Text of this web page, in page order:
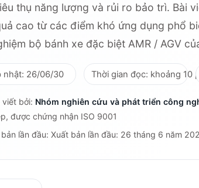
thụ năng lượng và rủi ro bảo trì. Bài
cao từ các điểm khó ứng dụng phổ
bộ bánh xe đặc biệt AMR / AGV
nhật: 26/06/30 Thời gian đọc: khoảng 10
bởi: Nhóm nghiên cứu và phát triển công
được chứng nhận ISO 9001
lần đầu: Xuất bản lần đầu: 26 tháng 6 năm